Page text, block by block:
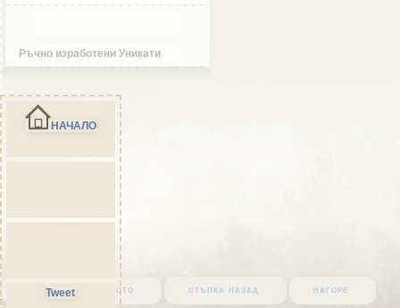
Ръчно изработени Уникати
върни се в началото стъпка назад нагоре
НАЧАЛО
Tweet